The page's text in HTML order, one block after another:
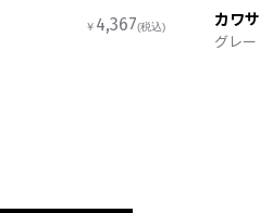
￥ 4,367(税込) カワ
グレー